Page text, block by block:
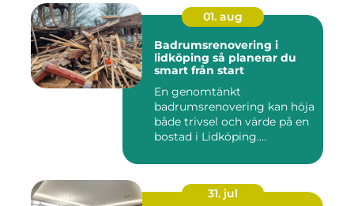
01. aug
Badrumsrenovering i
lidköping så planerar du
smart från start
En genomtänkt
badrumsrenovering kan höja
både trivsel och värde på en
bostad i Lidköping.
31. jul